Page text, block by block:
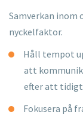
Samverkan inom
nyckelfaktor.​
Håll tempot
att
efter att tidigt
Fokusera på